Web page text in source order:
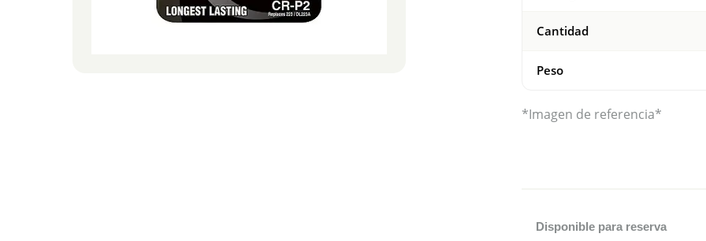
Cantidad
Peso
*Imagen de referencia*
Disponible para reserva